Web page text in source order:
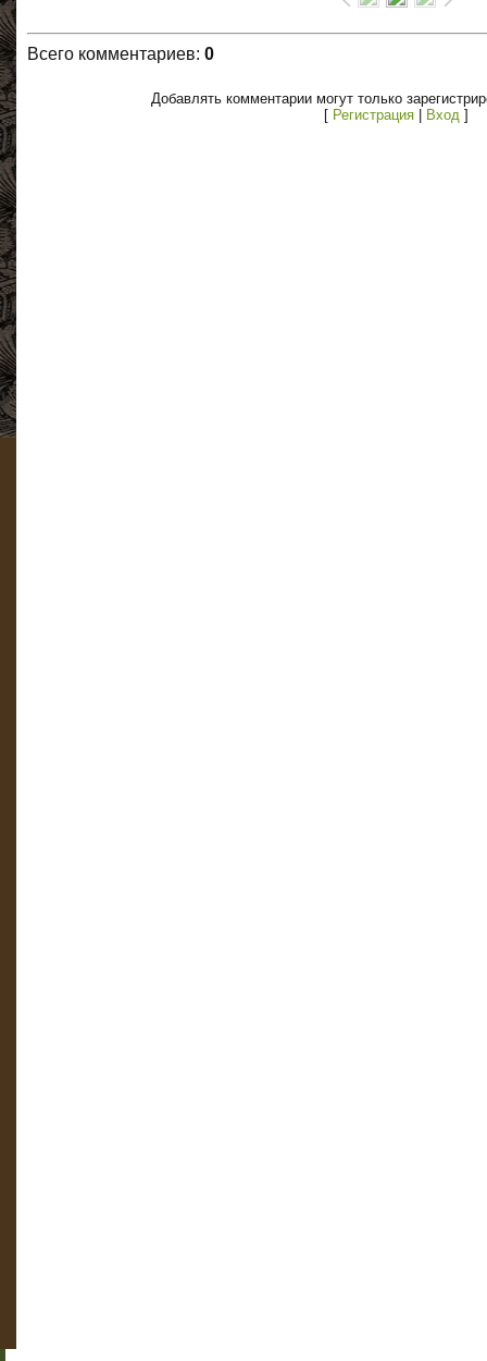
Всего комментариев: 0
Добавлять комментарии могут только
[ Регистрация Вход ]